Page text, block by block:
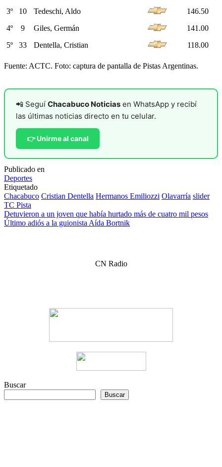
3º
10 Tedeschi, Aldo
146.50
4º
9 Giles, Germán
141.00
5º
33 Dentella, Cristian 118.00
Fuente: ACTC. Foto: captura de pantalla de Pistas Argentinas.
📲 Seguí Chacabuco Noticias en WhatsApp y recibí
las últimas noticias directo en tu celular.
👉 Unirme al canal
Publicado en
Deportes
Etiquetado
Chacabuco Cristian Dentella Hermanos Emiliozzi Olavarría slider
TC Pista
Navegación
de
Detuvieron a un joven que había hurtado más de cuatro mil pesos
Último adiós a la guionista Aída Bortnik
CN Radio
Buscar
Buscar